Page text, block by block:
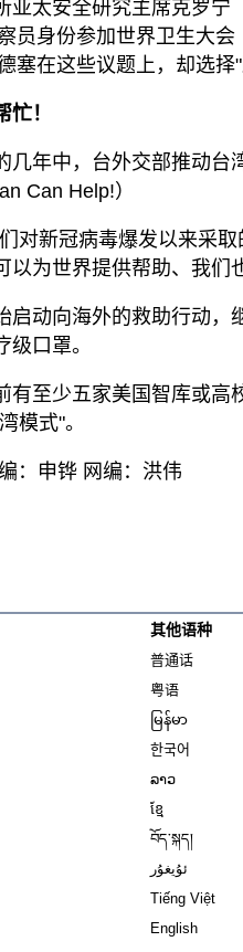
亚太安全研究主席克罗宁
员身份参加世界卫生大
塞在这些议题上，却选择"
！
几年中，台外交部推动台
Can Help!）
对新冠病毒爆发以来采
以为世界提供帮助、我们
启动向海外的救助行动
口罩。
有至少五家美国智库或高
模式"。
：申铧 网编：洪伟
其他语种
普通话
粤语
မြန်မာ
한국어
ລາວ
ខ្មែ
བོད་སྐད།
ئۇيغۇر
Tiếng Việt
English